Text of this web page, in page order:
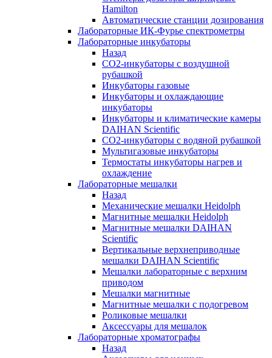
Hamilton
Автоматические станции дозирования
Лабораторные ИК-Фурье спектрометры
Лабораторные инкубаторы
Назад
СО2-инкубаторы с воздушной
рубашкой
Инкубаторы газовые
Инкубаторы и охлаждающие
инкубаторы
Инкубаторы и климатические камеры
DAIHAN Scientific
CO2-инкубаторы с водяной рубашкой
Мультигазовые инкубаторы
Термостаты инкубаторы нагрев и
охлаждение
Лабораторные мешалки
Назад
Механические мешалки Heidolph
Магнитные мешалки Heidolph
Магнитные мешалки DAIHAN
Scientific
Вертикальные верхнеприводные
мешалки DAIHAN Scientific
Мешалки лабораторные с верхним
приводом
Мешалки магнитные
Магнитные мешалки с подогревом
Роликовые мешалки
Аксессуары для мешалок
Лабораторные хроматографы
Назад